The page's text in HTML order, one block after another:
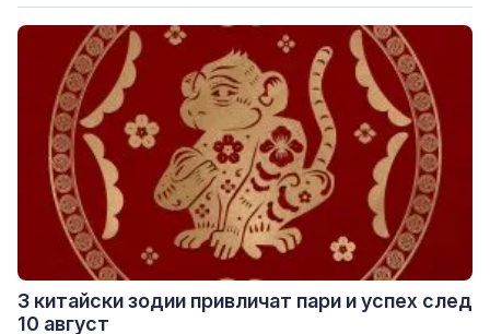
3 китайски зодии привличат пари и успех след
10 август